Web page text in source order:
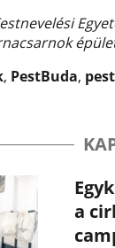
, PestBuda,
a